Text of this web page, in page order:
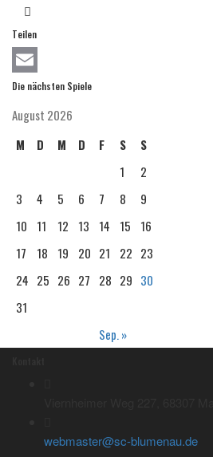
Teilen
Email
Die nächsten Spiele
August 2026
M
D M D F S S
Sep. »
1
2
3
4 5 6 7 8
9
10
11 12 13 14 15
16
17
18 19 20 21 22 23
24 25 26 27 28 29 30
31
webmaster@sc-blumenau.de